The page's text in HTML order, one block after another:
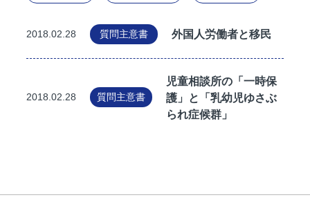
2018.02.28 質問主意書 外国人労働者と移民
2018.02.28 質問主意書
児童相談所の「一時保
護」と「乳幼児ゆさぶ
られ症候群」